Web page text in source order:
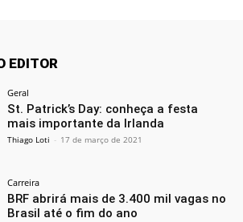
EDITOR
Geral
St. Patrick’s Day: conheça a festa
mais importante da Irlanda
Thiago Loti - 17 de março de 2021
Carreira
BRF abrirá mais de 3.400 mil vagas no
Brasil até o fim do ano